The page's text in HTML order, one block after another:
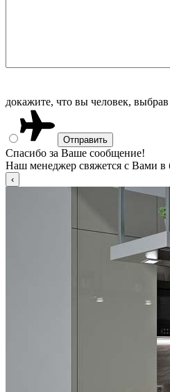
докажите, что вы человек, выбрав
Спасибо за Ваше сообщение!
Наш менеджер свяжется с Вами в